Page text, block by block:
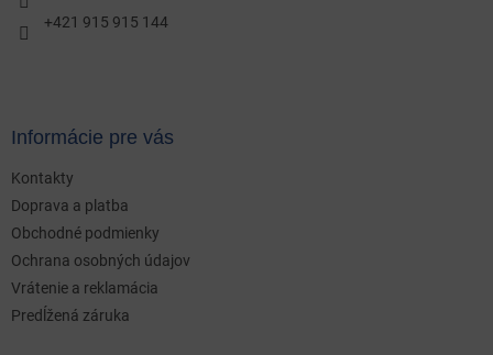
+421 915 915 144
Informácie pre vás
Kontakty
Doprava a platba
Obchodné podmienky
Ochrana osobných údajov
Vrátenie a reklamácia
Predĺžená záruka